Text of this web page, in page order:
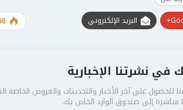
البريد الإلكتروني
في نشرتنا الإخبارية
للحصول على آخر الأخبار والتحديثات والعروض الخاصة
إلى صندوق الوارد الخاص بك.